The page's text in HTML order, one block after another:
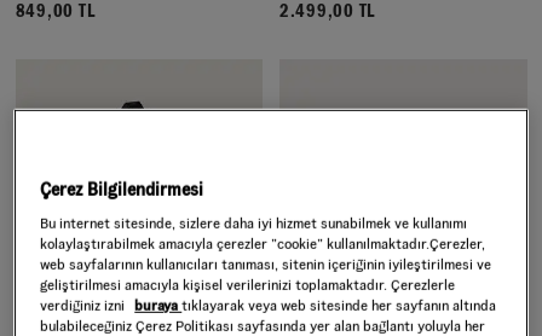
849,00 TL 2.499,00 TL
Çerez Bilgilendirmesi
Bu internet sitesinde, sizlere daha iyi hizmet sunabilmek ve kullanımı
kolaylaştırabilmek amacıyla çerezler ”cookie” kullanılmaktadır.Çerezler,
web sayfalarının kullanıcıları tanıması, sitenin içeriğinin iyileştirilmesi ve
geliştirilmesi amacıyla kişisel verilerinizi toplamaktadır. Çerezlerle
verdiğiniz izni
burayatıklayarak veya web sitesinde her sayfanın altında
bulabileceğiniz Çerez Politikası sayfasında yer alan bağlantı yoluyla her